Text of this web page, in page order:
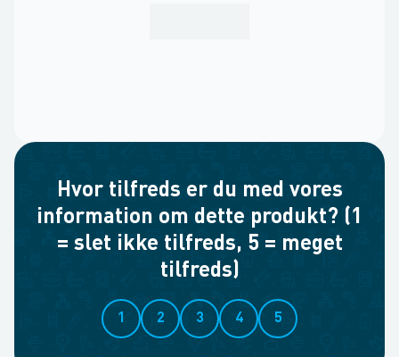
Hvor tilfreds er du med vores
information om dette produkt? (1
= slet ikke tilfreds, 5 = meget
tilfreds)
1 2 3 4 5